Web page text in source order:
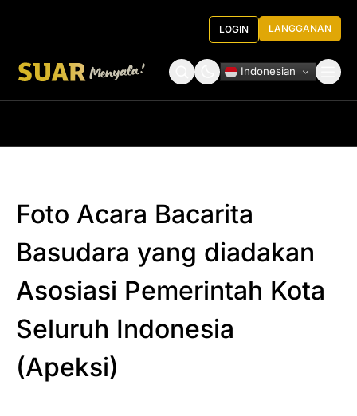
LOGIN LANGGANAN
Indonesian
Foto Acara Bacarita
Basudara yang diadakan
Asosiasi Pemerintah Kota
Seluruh Indonesia
(Apeksi)